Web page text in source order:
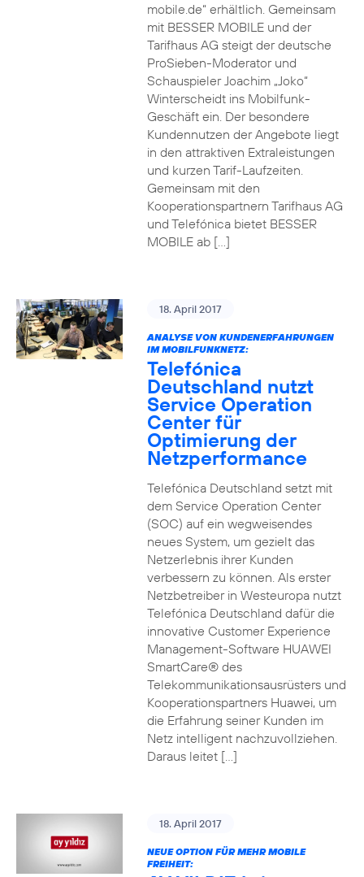
mobile.de“ erhältlich. Gemeinsam
mit BESSER MOBILE und der
Tarifhaus AG steigt der deutsche
ProSieben-Moderator und
Schauspieler Joachim „Joko“
Winterscheidt ins Mobilfunk-
Geschäft ein. Der besondere
Kundennutzen der Angebote liegt
in den attraktiven Extraleistungen
und kurzen Tarif-Laufzeiten.
Gemeinsam mit den
Kooperationspartnern Tarifhaus AG
und Telefónica bietet BESSER
MOBILE ab […]
18. April 2017
ANALYSE VON KUNDENERFAHRUNGEN
IM MOBILFUNKNETZ:
Telefónica
Deutschland nutzt
Service Operation
Center für
Optimierung der
Netzperformance
Telefónica Deutschland setzt mit
dem Service Operation Center
(SOC) auf ein wegweisendes
neues System, um gezielt das
Netzerlebnis ihrer Kunden
verbessern zu können. Als erster
Netzbetreiber in Westeuropa nutzt
Telefónica Deutschland dafür die
innovative Customer Experience
Management-Software HUAWEI
SmartCare® des
Telekommunikationsausrüsters und
Kooperationspartners Huawei, um
die Erfahrung seiner Kunden im
Netz intelligent nachzuvollziehen.
Daraus leitet […]
18. April 2017
NEUE OPTION FÜR MEHR MOBILE
FREIHEIT: